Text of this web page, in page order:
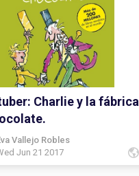
Charlie y la fábrica
Vallejo Robles
Jun 21 2017